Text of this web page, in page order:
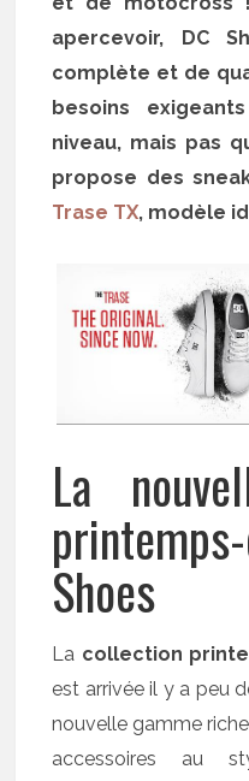
apercevoir, DC
complète et de
besoins
niveau, mais pas
propose des
Trase TX, modèle
La
Shoes
La collection
est arrivée il y a peu
nouvelle gamme
accessoires au